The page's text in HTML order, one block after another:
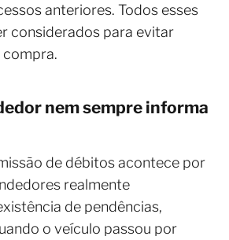
anteriores. Todos esses
considerados para evitar
compra.
nem sempre informa
de débitos acontece por
realmente
de pendências,
o veículo passou por